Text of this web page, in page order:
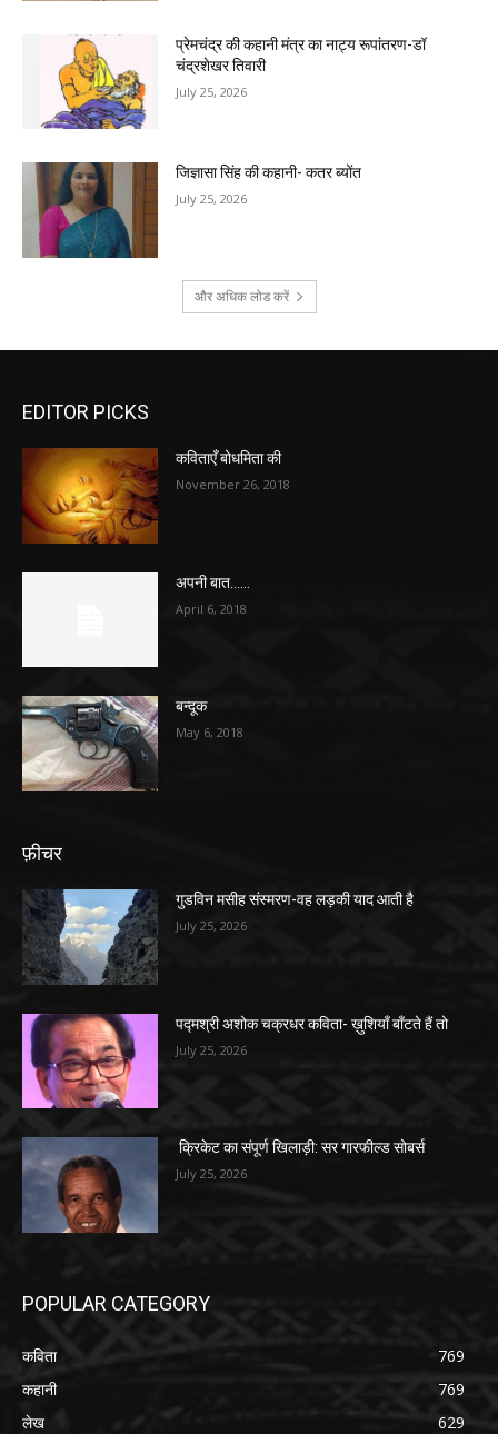
प्रेमचंद्र की कहानी मंत्र का नाट्य रूपांतरण-डॉ
चंद्रशेखर तिवारी
July 25, 2026
जिज्ञासा सिंह की कहानी- कतर ब्योंत
July 25, 2026
और अधिक लोड करें
EDITOR PICKS
कविताएँ बोधमिता की
November 26, 2018
अपनी बात……
April 6, 2018
बन्दूक
May 6, 2018
फ़ीचर
गुडविन मसीह संस्मरण-वह लड़की याद आती है
July 25, 2026
पद्मश्री अशोक चक्रधर कविता- ख़ुशियाँ बाँटते हैं तो
July 25, 2026
क्रिकेट का संपूर्ण खिलाड़ी: सर गारफील्ड सोबर्स
July 25, 2026
POPULAR CATEGORY
कविता
769
कहानी
769
लेख
629